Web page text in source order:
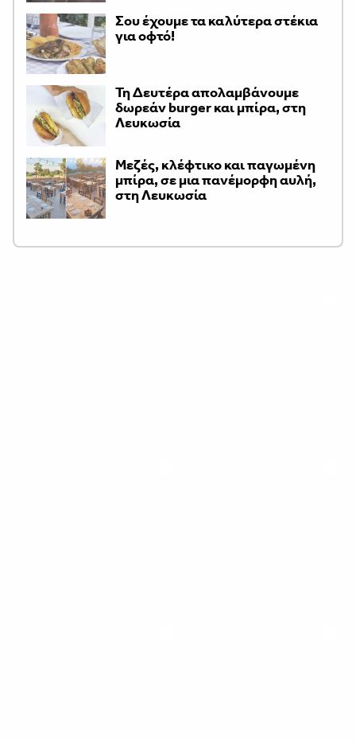
Σου έχουμε τα καλύτερα στέκια
για οφτό!
Τη Δευτέρα απολαμβάνουμε
δωρεάν burger και μπίρα, στη
Λευκωσία
Μεζές, κλέφτικο και παγωμένη
μπίρα, σε μια πανέμορφη αυλή,
στη Λευκωσία